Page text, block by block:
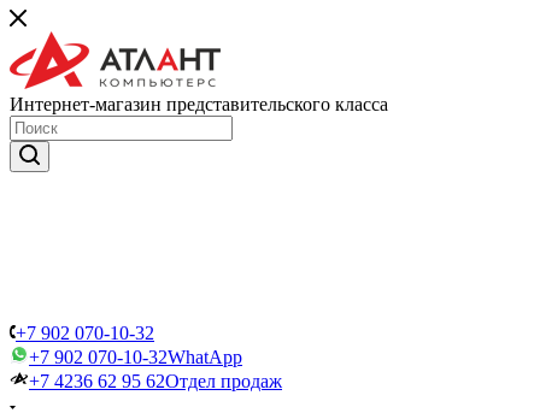
Интернет-магазин представительского класса
+7 902 070-10-32
+7 902 070-10-32WhatApp
+7 4236 62 95 62Отдел продаж